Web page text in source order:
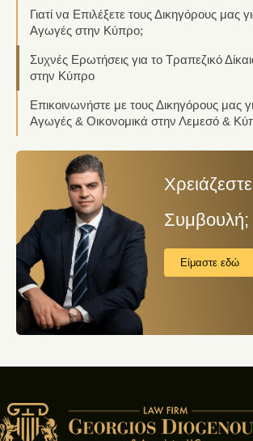
Γιατί να Επιλέξετε τους Δικηγόρους μας
Αγωγές στην Κύπρο;
Συχνές Ερωτήσεις για το Τραπεζικό
στην Κύπρο
Επικοινωνήστε με τους Δικηγόρους μας
Αγωγές & Οικονομικά στην Λεμεσό &
Συμβουλή;
Είμαστε εδώ